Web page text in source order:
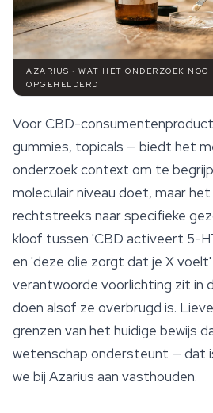
AZARIUS · WAT HET ONDERZOEK
OPGEHELDERD
Voor CBD-
gummies, topicals — biedt het
onderzoek context om te
moleculair niveau doet, maar
rechtstreeks naar specifieke
kloof tussen 'CBD activeert 5-
en 'deze olie zorgt dat je X
verantwoorde voorlichting zit in
doen alsof ze overbrugd is.
grenzen van het huidige bewijs
wetenschap ondersteunt — dat
we bij Azarius aan vasthouden.